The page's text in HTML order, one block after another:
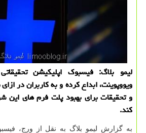
لیمو بلاگ: فیسبوك اپلیكیشن
ویووپوینت، ابداع كرده و به كاربران در
و تحقیقات برای بهبود پلت فرم های
كند.
به گزارش لیمو بلاگ به نقل از ورج،